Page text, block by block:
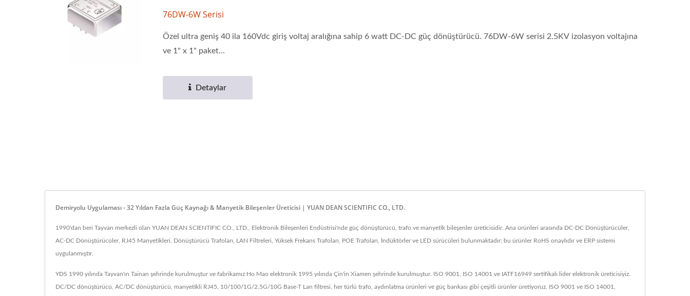
76DW-6W Serisi
Özel ultra geniş 40 ila 160Vdc giriş voltaj aralığına sahip 6 watt DC-DC güç dönüştürücü. 76DW-6W serisi 2.5KV izolasyon voltajına
ve 1" x 1" paket...
Detaylar
Demiryolu Uygulaması - 32 Yıldan Fazla Güç Kaynağı & Manyetik Bileşenler Üreticisi | YUAN DEAN SCIENTIFIC CO., LTD.
1990'dan beri Tayvan merkezli olan YUAN DEAN SCIENTIFIC CO., LTD., Elektronik Bileşenleri Endüstrisi'nde güç dönüştürücü, trafo ve manyetik bileşenler üreticisidir. Ana ürünleri arasında DC-DC Dönüştürücüler,
AC-DC Dönüştürücüler, RJ45 Manyetikleri, Dönüştürücü Trafoları, LAN Filtreleri, Yüksek Frekans Trafoları, POE Trafoları, İndüktörler ve LED sürücüleri bulunmaktadır; bu ürünler RoHS onaylıdır ve ERP sistemi
uygulanmıştır.
YDS 1990 yılında Tayvan'ın Tainan şehrinde kurulmuştur ve fabrikamız Ho Mao elektronik 1995 yılında Çin'in Xiamen şehrinde kurulmuştur. ISO 9001, ISO 14001 ve IATF16949 sertifikalı lider elektronik üreticisiyiz.
DC/DC dönüştürücü, AC/DC dönüştürücü, manyetikli RJ45, 10/100/1G/2.5G/10G Base-T Lan filtresi, her türlü trafo, aydınlatma ürünleri ve güç bankası gibi çeşitli ürünler üretiyoruz. ISO 9001 ve ISO 14001,